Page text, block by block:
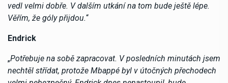
vedl velmi dobře. V dalším utkání na tom bude ještě lépe.
Věřím, že góly přijdou.“
Endrick
„Potřebuje na sobě zapracovat. V posledních minutách jsem
nechtěl střídat, protože Mbappé byl v útočných přechodech